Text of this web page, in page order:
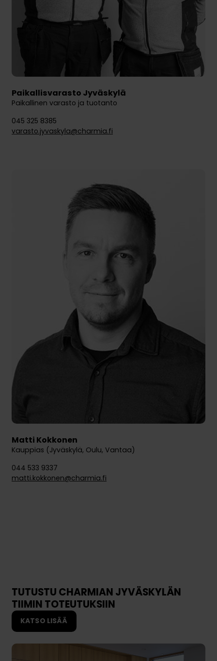
Paikallisvarasto Jyväskylä
Paikallinen varasto ja tuotanto
045 325 8385
varasto.jyvaskyla@charmia.fi
Matti Kokkonen
Kauppias (Jyväskylä, Oulu, Vantaa)
044 533 9337
matti.kokkonen@charmia.fi
TUTUSTU CHARMIAN JYVÄSKYLÄN
TIIMIN TOTEUTUKSIIN
KATSO LISÄÄ